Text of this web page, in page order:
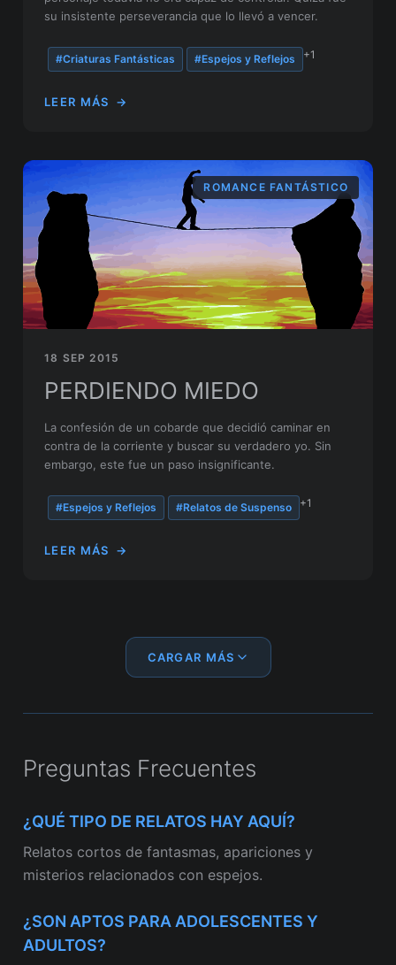
su insistente perseverancia que lo llevó a vencer.
#Criaturas Fantásticas #Espejos y Reflejos +1
LEER MÁS →
ROMANCE FANTÁSTICO
18 SEP 2015
PERDIENDO MIEDO
La confesión de un cobarde que decidió caminar en
contra de la corriente y buscar su verdadero yo. Sin
embargo, este fue un paso insignificante.
#Espejos y Reflejos #Relatos de Suspenso +1
LEER MÁS →
CARGAR MÁS
Preguntas Frecuentes
¿QUÉ TIPO DE RELATOS HAY AQUÍ?
Relatos cortos de fantasmas, apariciones y
misterios relacionados con espejos.
¿SON APTOS PARA ADOLESCENTES Y
ADULTOS?